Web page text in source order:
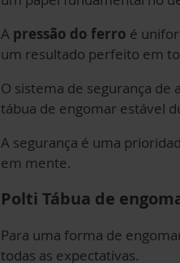
A pressão do ferro é
um resultado perfeito em
O sistema de segurança
tábua de engomar estável
A segurança é uma
em mente.
Polti Tábua de
Para uma forma de
todas as expectativas.